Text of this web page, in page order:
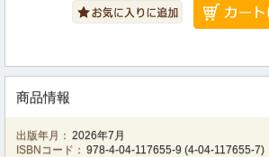
商品情報
出版年月： 2026年7月
ISBNコード： 978-4-04-117655-9 (4-04-117655-7)